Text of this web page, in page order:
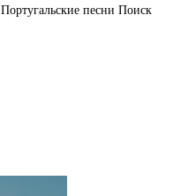
Португальские песни Поиск